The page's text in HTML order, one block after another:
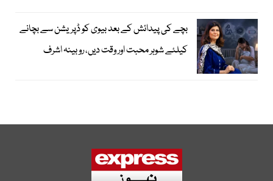
بچے کی پیدائش کے بعد بیوی کو ڈپریشن سے بچانے
کیلئے شوہر محبت اور وقت دیں، روبینہ اشرف